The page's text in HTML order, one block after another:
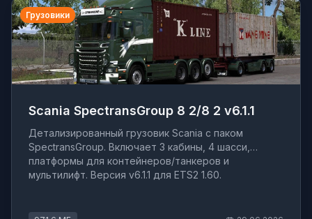
Грузовики
Scania SpectransGroup 8 2/8 2 v6.1.1
Детализированный грузовик Scania с паком
SpectransGroup. Включает 3 кабины, 4 шасси,
платформы для контейнеров/танкеров и
мультилифт. Версия v6.1.1 для ETS2 1.60.